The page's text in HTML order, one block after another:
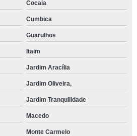
Cocaia
Cumbica
Guarulhos
Itaim
Jardim Aracília
Jardim Oliveira,
Jardim Tranquilidade
Macedo
Monte Carmelo